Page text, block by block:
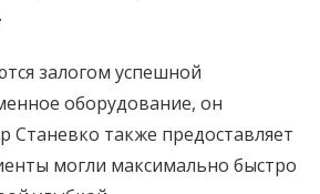
залогом успешной
оборудование, он
Станевко также предоставляет
могли максимально быстро